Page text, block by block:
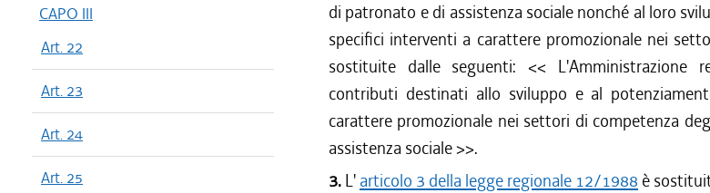
CAPO III
Art. 22
Art. 23
Art. 24
Art. 25
di patronato e di assistenza sociale nonché al loro
specifici interventi a carattere promozionale nei
sostituite dalle seguenti: << L'Amministrazione
contributi destinati allo sviluppo e al
carattere promozionale nei settori di competenza
assistenza sociale>>.
3. L' articolo 3 della legge regionale 12/1988 è